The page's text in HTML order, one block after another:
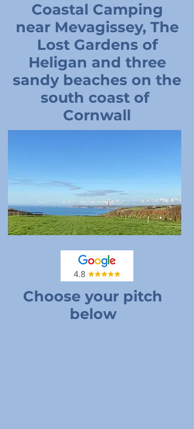
Coastal Camping
near Mevagissey, The
Lost Gardens of
Heligan and three
sandy beaches on the
south coast of
Cornwall
Choose your pitch
below